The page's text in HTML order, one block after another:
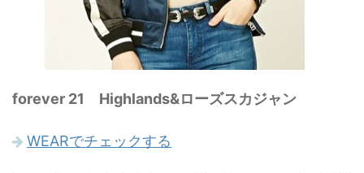
forever 21 Highlands&ローズスカジャン
WEARでチェックする